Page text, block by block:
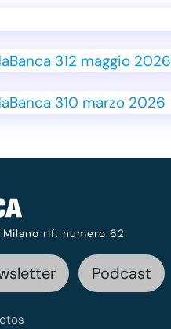
rif. numero 62
Podcast